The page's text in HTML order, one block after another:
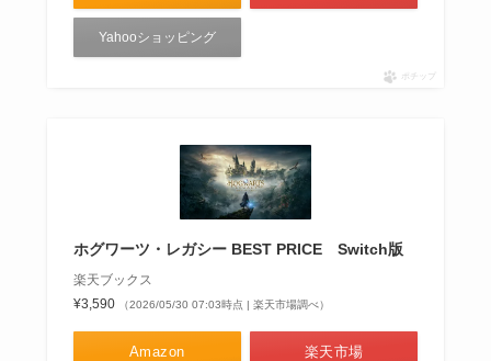
Yahooショッピング
ポチップ
ホグワーツ・レガシー BEST PRICE Switch版
楽天ブックス
¥3,590
（2026/05/30 07:03時点 | 楽天市場調べ）
Amazon 楽天市場